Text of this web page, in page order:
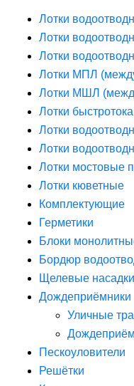
Лотки
Лотки
Лотки
Лотки МПЛ
Лотки МШЛ
Лотки быстротока
Лотки
Лотки
Лотки мостовые
Лотки кюветные
Комплектующие
Герметики
Блоки
Бордюр
Щелевые насадки
Дождеприёмники
Уличные
Пескоуловители
Решётки